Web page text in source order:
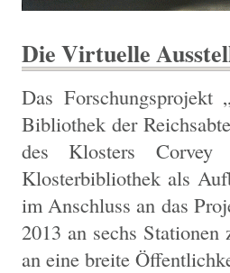
Die Virtuelle
Das Forschungsprojekt
Bibliothek der
des Klosters Corvey
Klosterbibliothek als
im Anschluss an das
2013 an sechs Stationen
an eine breite